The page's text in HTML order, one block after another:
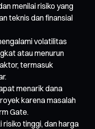
menilai risiko yang
teknis dan finansial
volatilitas
atau menurun
termasuk
menarik dana
karena masalah
Gate.
tinggi, dan harga